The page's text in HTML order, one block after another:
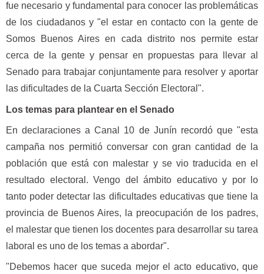
fue necesario y fundamental para conocer las problemáticas
de los ciudadanos y "el estar en contacto con la gente de
Somos Buenos Aires en cada distrito nos permite estar
cerca de la gente y pensar en propuestas para llevar al
Senado para trabajar conjuntamente para resolver y aportar
las dificultades de la Cuarta Sección Electoral".
Los temas para plantear en el Senado
En declaraciones a Canal 10 de Junín recordó que "esta
campaña nos permitió conversar con gran cantidad de la
población que está con malestar y se vio traducida en el
resultado electoral. Vengo del ámbito educativo y por lo
tanto poder detectar las dificultades educativas que tiene la
provincia de Buenos Aires, la preocupación de los padres,
el malestar que tienen los docentes para desarrollar su tarea
laboral es uno de los temas a abordar".
"Debemos hacer que suceda mejor el acto educativo, que